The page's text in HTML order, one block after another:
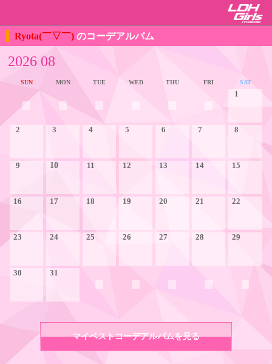
Ryota(￣▽￣) のコーデアルバム
2026 08
SUN MON TUE WED THU FRI SAT
1
2 3 4 5 6 7 8
9 10 11 12 13 14 15
16 17 18 19 20 21 22
23 24 25 26 27 28 29
30 31
マイベストコーデアルバムを見る